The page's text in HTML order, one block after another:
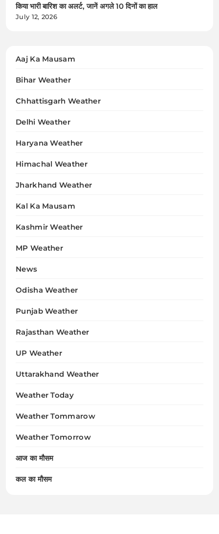
किया भारी बारिश का अलर्ट, जानें अगले 10 दिनों का हाल
July 12, 2026
Aaj Ka Mausam
Bihar Weather
Chhattisgarh Weather
Delhi Weather
Haryana Weather
Himachal Weather
Jharkhand Weather
Kal Ka Mausam
Kashmir Weather
MP Weather
News
Odisha Weather
Punjab Weather
Rajasthan Weather
UP Weather
Uttarakhand Weather
Weather Today
Weather Tommarow
Weather Tomorrow
आज का मौसम
कल का मौसम